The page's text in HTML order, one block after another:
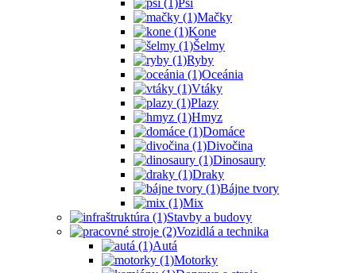
Psi
Mačky
Kone
Šelmy
Ryby
Oceánia
Vtáky
Plazy
Hmyz
Domáce
Divočina
Dinosaury
Draky
Bájne tvory
Mix
Stavby a budovy
Vozidlá a technika
Autá
Motorky